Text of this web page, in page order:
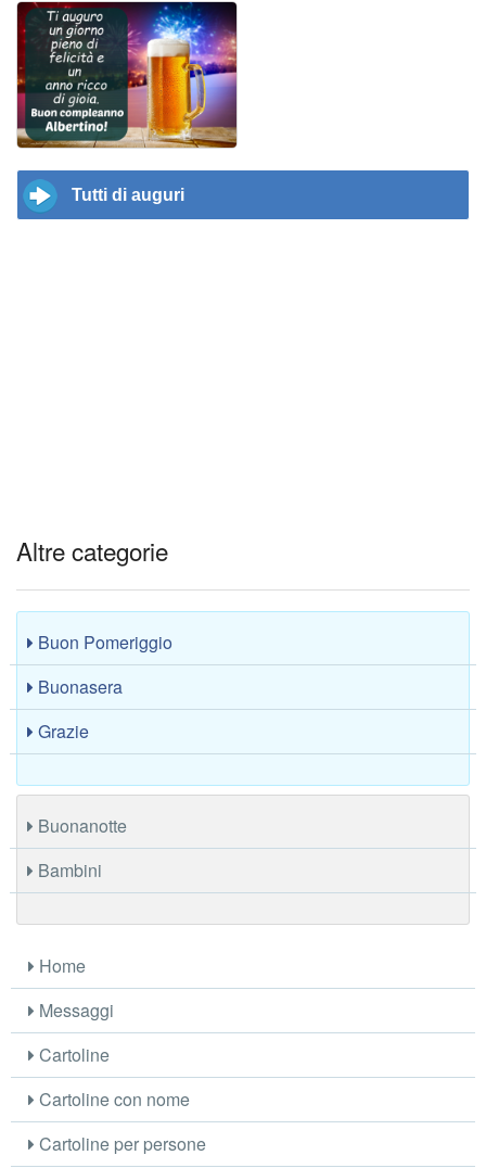
Tutti di auguri
Altre categorie
Buon Pomeriggio
Buonasera
Grazie
Buonanotte
Bambini
Home
Messaggi
Cartoline
Cartoline con nome
Cartoline per persone